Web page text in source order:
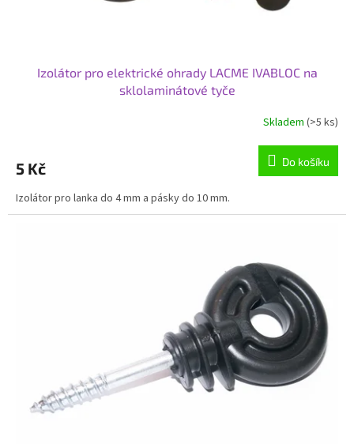
Izolátor pro elektrické ohrady LACME IVABLOC na
sklolaminátové tyče
Skladem (>5 ks)
5 Kč Do košíku
Izolátor pro lanka do 4 mm a pásky do 10 mm.